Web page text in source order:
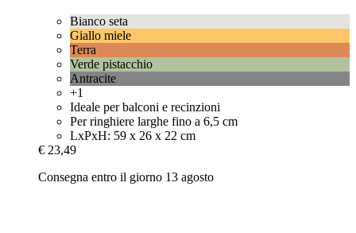
Bianco seta
Giallo miele
Terra
Verde pistacchio
Antracite
+1
Ideale per balconi e recinzioni
Per ringhiere larghe fino a 6,5 cm
LxPxH: 59 x 26 x 22 cm
€ 23,49
Consegna entro il giorno 13 agosto